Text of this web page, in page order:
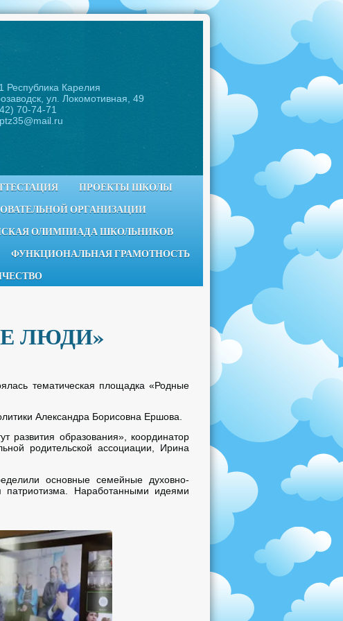
Республика Карелия
ул. Локомотивная, 49
70-74-71
ПРОЕКТЫ ШКОЛЫ
ОРГАНИЗАЦИИ
ОЛИМПИАДА ШКОЛЬНИКОВ
ФУНКЦИОНАЛЬНАЯ ГРАМОТНОСТЬ
ЛЮДИ»
тематическая площадка «Родные
Александра Борисовна Ершова.
развития образования», координатор
родительской ассоциации, Ирина
основные семейные духовно-
патриотизма. Наработанными идеями